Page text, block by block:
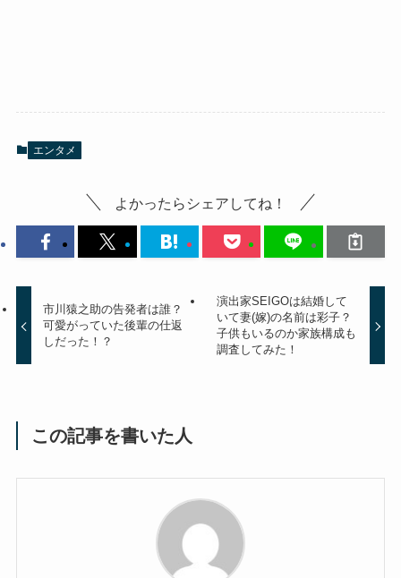
エンタメ
よかったらシェアしてね！
市川猿之助の告発者は誰？
可愛がっていた後輩の仕返
しだった！？
演出家SEIGOは結婚して
いて妻(嫁)の名前は彩子？
子供もいるのか家族構成も
調査してみた！
この記事を書いた人